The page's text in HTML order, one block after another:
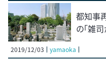
都知事
の「雑
2019/12/03 yamaoka